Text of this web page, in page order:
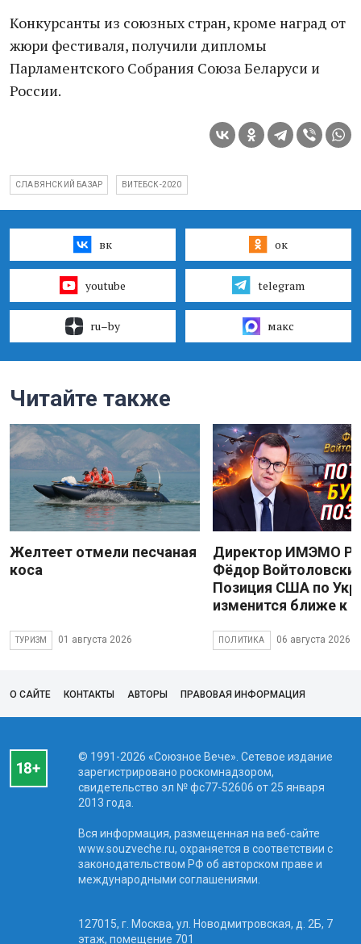
Конкурсанты из союзных стран, кроме наград от
жюри фестиваля, получили дипломы
Парламентского Собрания Союза Беларуси и
России.
СЛАВЯНСКИЙ БАЗАР ВИТЕБСК-2020
вк ок
youtube telegram
ru–by макс
Читайте также
Желтеет отмели песчаная
коса
ТУРИЗМ 01 августа 2026
Директор ИМЭМО
Фёдор
Позиция США по
изменится ближе к
ПОЛИТИКА 06 августа 2026
О САЙТЕ КОНТАКТЫ АВТОРЫ ПРАВОВАЯ ИНФОРМАЦИЯ
© 1991-2026 «Союзное Вече». Сетевое издание
зарегистрировано роскомнадзором,
свидетельство эл № фc77-52606 от 25 января
2013 года.
Вся информация, размещенная на веб-сайте
www.souzveche.ru, охраняется в соответствии с
законодательством РФ об авторском праве и
международными соглашениями.
127015, г. Москва, ул. Новодмитровская, д. 2Б, 7
этаж, помещение 701